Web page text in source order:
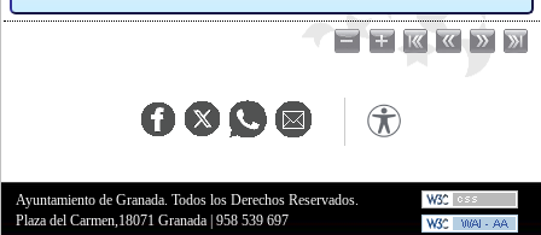
Ayuntamiento de Granada. Todos los Derechos Reservados.
Plaza del Carmen,18071 Granada |958 539 697